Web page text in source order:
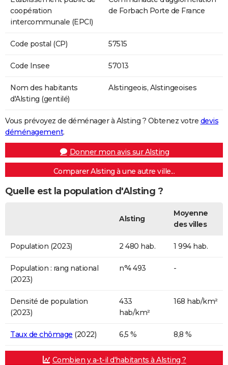
coopération
intercommunale (EPCI)
de Forbach Porte de France
Code postal (CP) 57515
Code Insee 57013
Nom des habitants
d'Alsting (gentilé)
Alstingeois, Alstingeoises
Vous prévoyez de déménager à Alsting ? Obtenez votre devis
déménagement.
Donner mon avis sur Alsting
Comparer Alsting à une autre ville...
Quelle est la population d'Alsting ?
Alsting
Moyenne
des villes
Population (2023) 2 480 hab. 1 994 hab.
Population : rang national
(2023)
n°4 493 -
Densité de population
(2023)
433
hab/km²
168 hab/km²
Taux de chômage (2022) 6,5 % 8,8 %
Combien y a-t-il d'habitants à Alsting ?